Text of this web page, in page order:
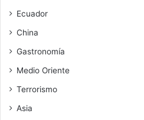
Ecuador
China
Gastronomía
Medio Oriente
Terrorismo
Asia